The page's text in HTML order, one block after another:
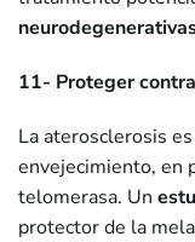
11- Proteger
La aterosclerosis
envejecimiento, en
telomerasa. Un
protector de la